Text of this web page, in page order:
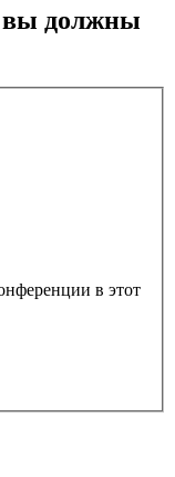
вы должны
в этот